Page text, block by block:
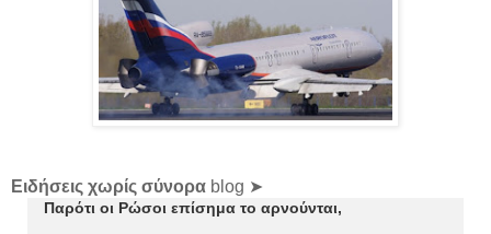
Ειδήσεις χωρίς σύνορα blog ➤
Παρότι οι Ρώσοι επίσημα το αρνούνται,